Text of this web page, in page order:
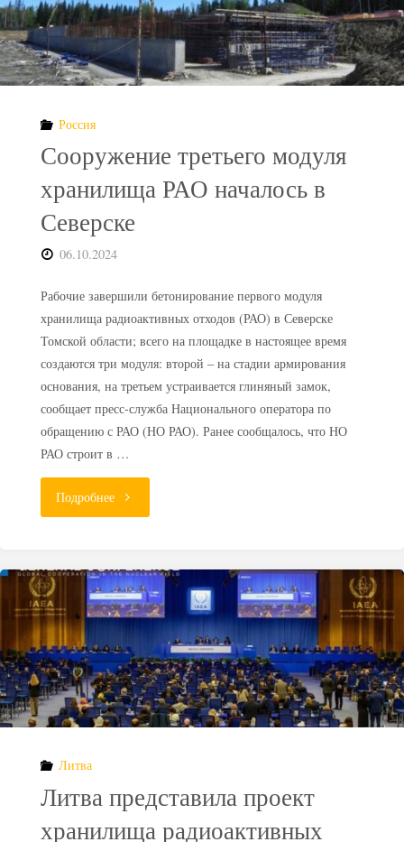
протестуют
против
перевозки
Россия
Сооружение третьего модуля
хранилища РАО началось в
Северске
06.10.2024
Рабочие завершили бетонирование первого модуля
хранилища радиоактивных отходов (РАО) в Северске
Томской области; всего на площадке в настоящее время
создаются три модуля: второй – на стадии армирования
основания, на третьем устраивается глиняный замок,
сообщает пресс-служба Национального оператора по
обращению с РАО (НО РАО). Ранее сообщалось, что НО
РАО строит в …
Подробнее"Сооружение
модуля
хранилища
РАО
началось
в
Литва
Литва представила проект
хранилища радиоактивных